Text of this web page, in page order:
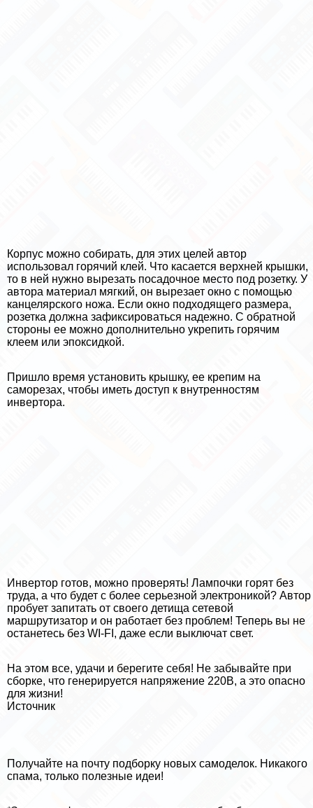
Корпус можно собирать, для этих целей автор
использовал горячий клей. Что касается верхней крышки,
то в ней нужно вырезать посадочное место под розетку. У
автора материал мягкий, он вырезает окно с помощью
канцелярского ножа. Если окно подходящего размера,
розетка должна зафиксироваться надежно. С обратной
стороны ее можно дополнительно укрепить горячим
клеем или эпоксидкой.
Пришло время установить крышку, ее крепим на
саморезах, чтобы иметь доступ к внутренностям
инвертора.
Инвертор готов, можно проверять! Лампочки горят без
труда, а что будет с более серьезной электроникой? Автор
пробует запитать от своего детища сетевой
маршрутизатор и он работает без проблем! Теперь вы не
останетесь без WI-FI, даже если выключат свет.
На этом все, удачи и берегите себя! Не забывайте при
сборке, что генерируется напряжение 220В, а это опасно
для жизни!
Источник
Получайте на почту подборку новых самоделок. Никакого
спама, только полезные идеи!